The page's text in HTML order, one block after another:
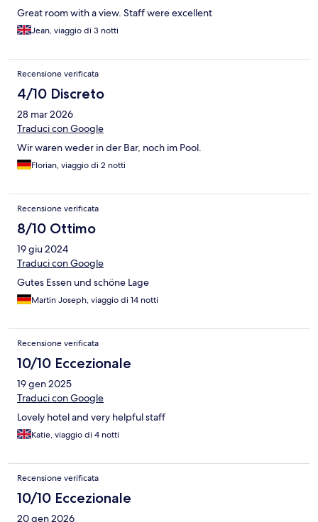
Great room with a view. Staff were excellent
Jean, viaggio di 3 notti
Recensione verificata
4/10 Discreto
28 mar 2026
Traduci con Google
Wir waren weder in der Bar, noch im Pool.
Florian, viaggio di 2 notti
Recensione verificata
8/10 Ottimo
19 giu 2024
Traduci con Google
Gutes Essen und schöne Lage
Martin Joseph, viaggio di 14 notti
Recensione verificata
10/10 Eccezionale
19 gen 2025
Traduci con Google
Lovely hotel and very helpful staff
Katie, viaggio di 4 notti
Recensione verificata
10/10 Eccezionale
20 gen 2026